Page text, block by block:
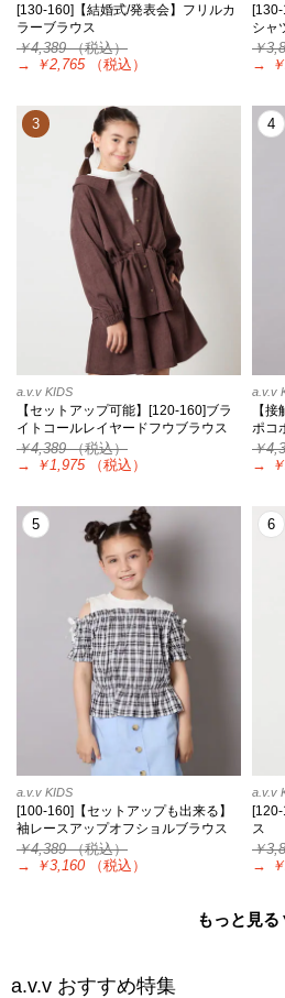
[130-160]【結婚式/発表会】フリルカ
ラーブラウス
￥4,389（税込）
→
￥2,765 （税込）
シャ
￥
→
3
a.v.v KIDS
【セットアップ可能】[120-160]ブラ
イトコールレイヤードフウブラウス
￥4,389（税込）
→
￥1,975 （税込）
4
a.v.v
【
ポコ
￥
→
5
a.v.v KIDS
[100-160]【セットアップも出来る】
袖レースアップオフショルブラウス
￥4,389（税込）
→
￥3,160 （税込）
6
a.v.v
ス
￥
→
もっと見
a.v.v おすすめ特集